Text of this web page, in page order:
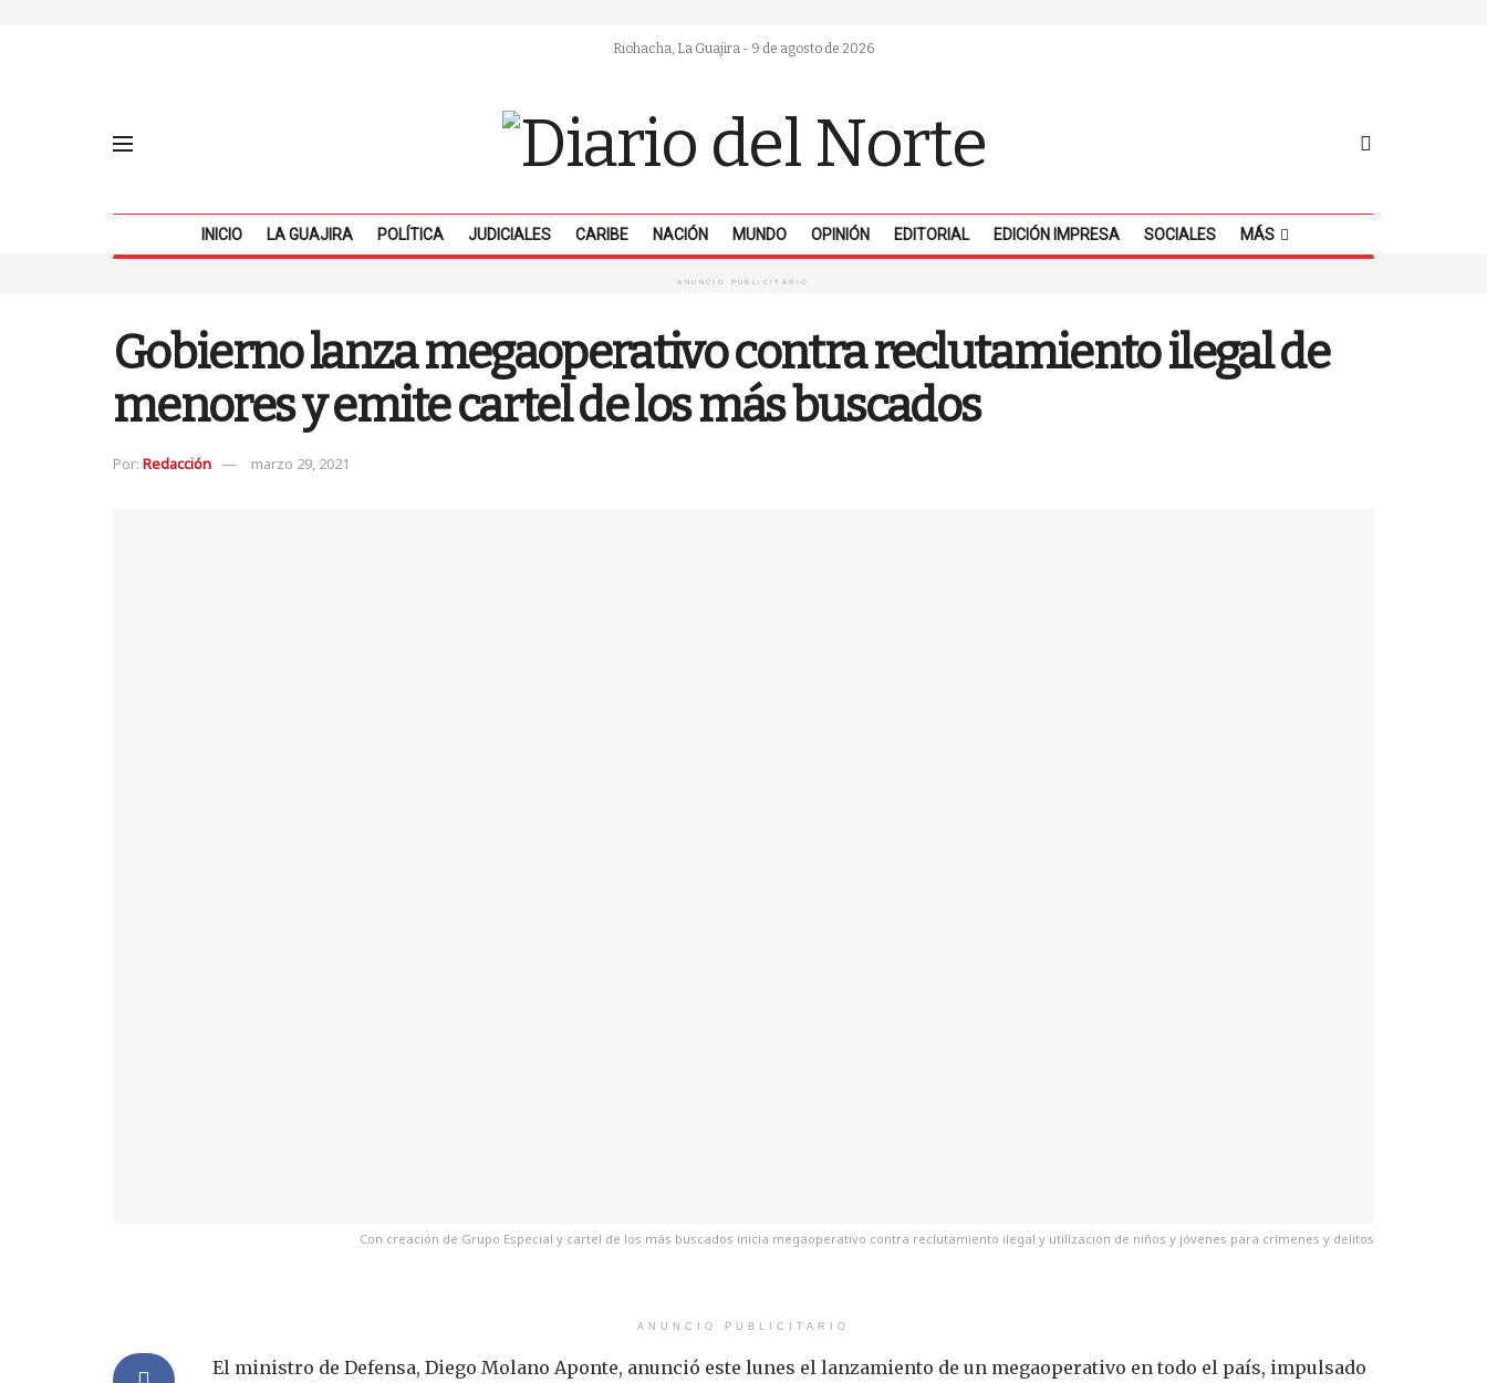
Riohacha, La Guajira - 9 de agosto de 2026
INICIO LA GUAJIRA POLÍTICA JUDICIALES CARIBE NACIÓN MUNDO OPINIÓN EDITORIAL EDICIÓN IMPRESA SOCIALES MÁS
ANUNCIO PUBLICITARIO
Gobierno lanza megaoperativo contra reclutamiento ilegal de
menores y emite cartel de los más buscados
Por: Redacción marzo 29, 2021
Con creación de Grupo Especial y cartel de los más buscados inicia megaoperativo contra reclutamiento ilegal y utilización de niños y jóvenes para crímenes y delitos
ANUNCIO PUBLICITARIO
El ministro de Defensa, Diego Molano Aponte, anunció este lunes el lanzamiento de un megaoperativo en todo el país, impulsado